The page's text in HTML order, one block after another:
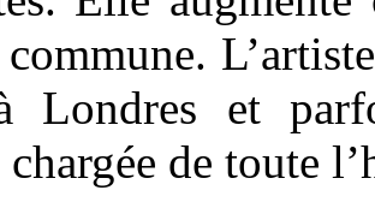
Londres et
de toute